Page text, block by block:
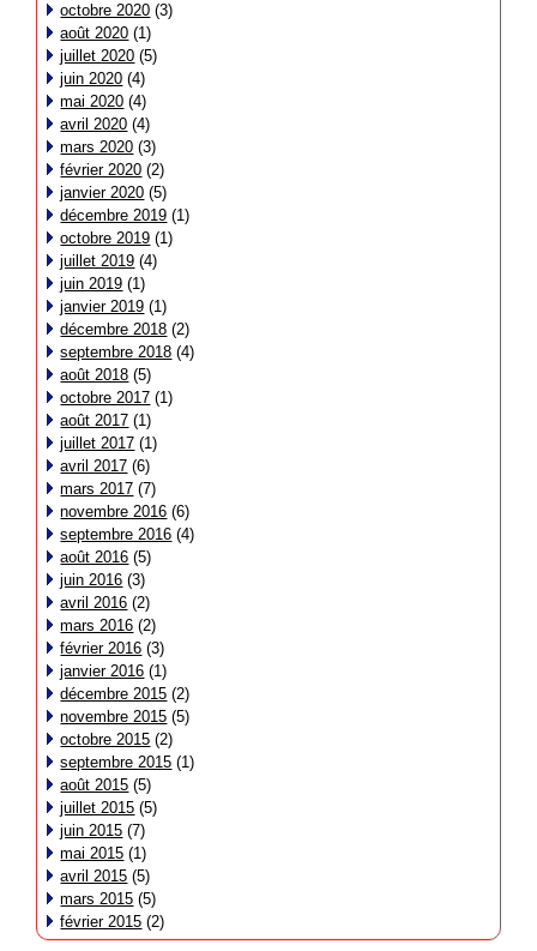
octobre 2020 (3)
août 2020 (1)
juillet 2020 (5)
juin 2020 (4)
mai 2020 (4)
avril 2020 (4)
mars 2020 (3)
février 2020 (2)
janvier 2020 (5)
décembre 2019 (1)
octobre 2019 (1)
juillet 2019 (4)
juin 2019 (1)
janvier 2019 (1)
décembre 2018 (2)
septembre 2018 (4)
août 2018 (5)
octobre 2017 (1)
août 2017 (1)
juillet 2017 (1)
avril 2017 (6)
mars 2017 (7)
novembre 2016 (6)
septembre 2016 (4)
août 2016 (5)
juin 2016 (3)
avril 2016 (2)
mars 2016 (2)
février 2016 (3)
janvier 2016 (1)
décembre 2015 (2)
novembre 2015 (5)
octobre 2015 (2)
septembre 2015 (1)
août 2015 (5)
juillet 2015 (5)
juin 2015 (7)
mai 2015 (1)
avril 2015 (5)
mars 2015 (5)
février 2015 (2)